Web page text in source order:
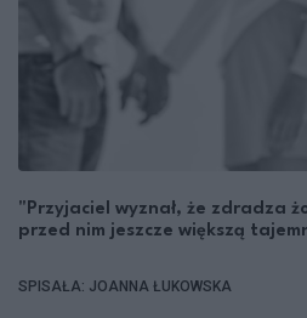
"Przyjaciel wyznał, że zdradza
przed nim jeszcze większą
SPISAŁA: JOANNA ŁUKOWSKA